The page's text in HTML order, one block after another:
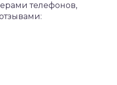
телефонов,